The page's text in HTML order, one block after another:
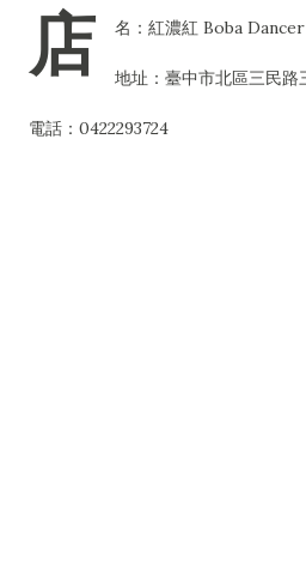
店 名：紅濃紅 Boba
地址：臺中市北區三民路
電話：0422293724